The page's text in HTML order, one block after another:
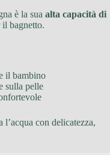
è la sua alta capacità di
il bagnetto.
il bambino
sulla pelle
con delicatezza,